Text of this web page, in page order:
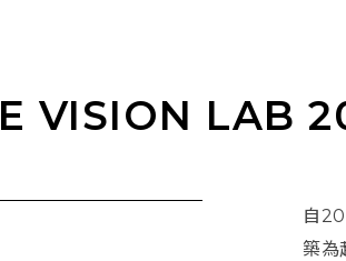
VISION LAB
自
築為